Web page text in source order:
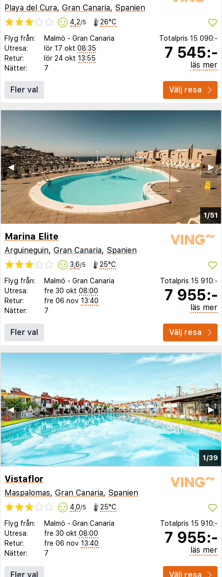
Playa del Cura, Gran Canaria, Spanien
4,2/5 26°C
Flyg från: Malmö - Gran Canaria
Utresa:
lör 17 okt 08:35
Retur:
lör 24 okt 13:55
Nätter:
7
Totalpris 15 090:-
7 545:-
läs mer
Fler val Välj resa
1/51
▶︎
◀︎
Marina Elite
Arguineguin, Gran Canaria, Spanien
3,6/5 25°C
Flyg från: Malmö - Gran Canaria
Utresa:
fre 30 okt 08:00
Retur:
fre 06 nov 13:40
Nätter:
7
Totalpris 15 910:-
7 955:-
läs mer
Fler val Välj resa
1/39
▶︎
◀︎
Vistaflor
Maspalomas, Gran Canaria, Spanien
4,0/5 25°C
Flyg från: Malmö - Gran Canaria
Utresa:
fre 30 okt 08:00
Retur:
fre 06 nov 13:40
Nätter:
7
Totalpris 15 910:-
7 955:-
läs mer
Fler val Välj resa